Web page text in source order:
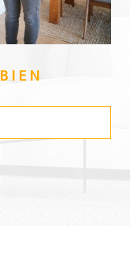
BIEN